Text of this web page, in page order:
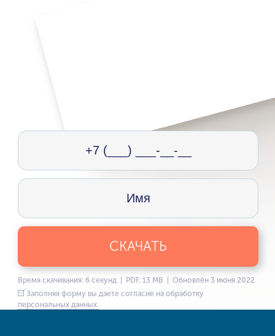
СКАЧАТЬ
Время скачивания: 6 секунд | PDF, 13 MB | Обновлён 3 июня 2022
Заполняя форму вы даете согласие на обработку
персональных данных.